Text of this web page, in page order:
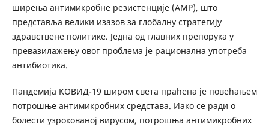
ширења антимикробне резистенције (АМР), што
представља велики изазов за глобалну стратегију
здравствене политике. Једна од главних препорука у
превазилажењу овог проблема је рационална употреба
антибиотика.
Пандемија KОВИД-19 широм света праћена је повећањем
потрошње антимикробних средстава. Иако се ради о
болести узрокованој вирусом, потрошња антимикробних